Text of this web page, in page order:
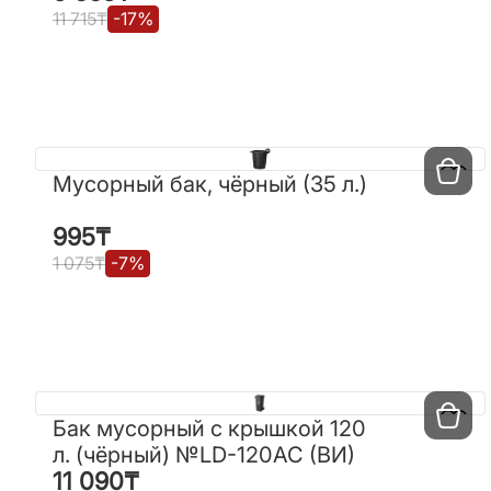
11 715₸ -17%
11 715₸ -17%
Мусорный бак, чёрный (35 л.)
995₸
1 075₸ -7%
Мусорный бак, чёрный (35 л.)
995₸
1 075₸ -7%
Бак мусорный с крышкой 120
л. (чёрный) №LD-120АС (ВИ)
11 090₸
Бак мусорный с крышкой 120
л. (чёрный) №LD-120АС (ВИ)
11 090₸